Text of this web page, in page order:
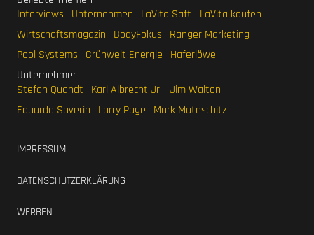
Wirtschaftsmagazin BodyFokus
Ranger Marketing
Pool Systems Grünwelt Energie
Haferlöwe
Unternehmer
Stefan Quandt
Eduardo Saverin
Larry Page Mark Mateschitz